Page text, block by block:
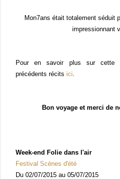
Mon7ans était totalement séduit
impressionnant
Pour en savoir plus sur cette
précédents récits ici.
Bon voyage et merci de
Week-end Folie dans l'air
Festival Scènes d'été
Du 02/07/2015 au 05/07/2015